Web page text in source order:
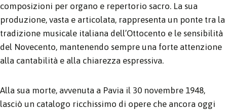
composizioni per organo e repertorio sacro. La sua
produzione, vasta e articolata, rappresenta un ponte tra la
tradizione musicale italiana dell’Ottocento e le sensibilità
del Novecento, mantenendo sempre una forte attenzione
alla cantabilità e alla chiarezza espressiva.
Alla sua morte, avvenuta a Pavia il 30 novembre 1948,
lasciò un catalogo ricchissimo di opere che ancora oggi